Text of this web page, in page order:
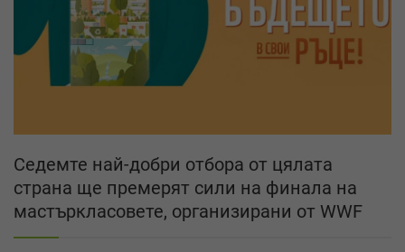
Седемте най-добри отбора от цялата
страна ще премерят сили на финала на
мастъркласовете, организирани от WWF